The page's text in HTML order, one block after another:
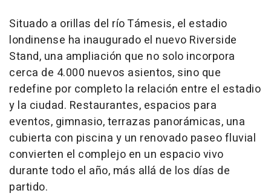
Situado a orillas del río Támesis, el estadio
londinense ha inaugurado el nuevo Riverside
Stand, una ampliación que no solo incorpora
cerca de 4.000 nuevos asientos, sino que
redefine por completo la relación entre el estadio
y la ciudad. Restaurantes, espacios para
eventos, gimnasio, terrazas panorámicas, una
cubierta con piscina y un renovado paseo fluvial
convierten el complejo en un espacio vivo
durante todo el año, más allá de los días de
partido.